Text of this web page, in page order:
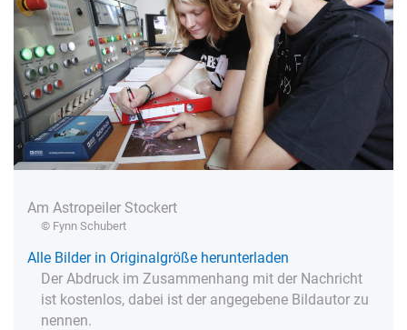
Am Astropeiler Stockert
© Fynn Schubert
Alle Bilder in Originalgröße herunterladen
Der Abdruck im Zusammenhang mit der Nachricht
ist kostenlos, dabei ist der angegebene Bildautor zu
nennen.